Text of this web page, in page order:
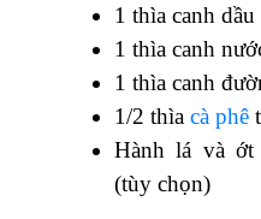
1 thìa canh dầu
1 thìa canh
1 thìa canh
1/2 thìa cà phê
Hành lá và
(tùy chọn)